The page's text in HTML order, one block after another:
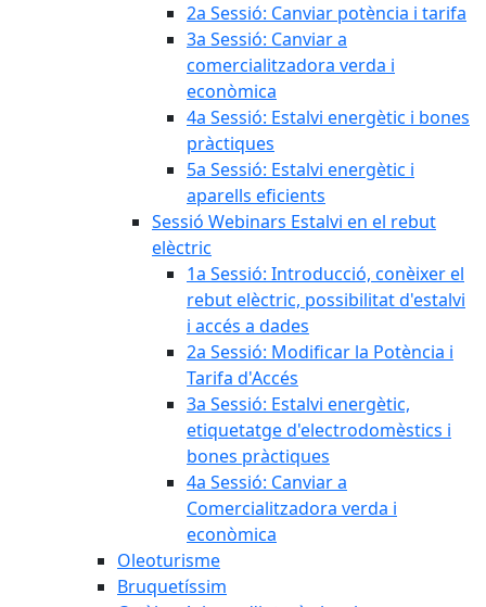
2a Sessió: Canviar potència i tarifa
3a Sessió: Canviar a
comercialitzadora verda i
econòmica
4a Sessió: Estalvi energètic i bones
pràctiques
5a Sessió: Estalvi energètic i
aparells eficients
Sessió Webinars Estalvi en el rebut
elèctric
1a Sessió: Introducció, conèixer el
rebut elèctric, possibilitat d'estalvi
i accés a dades
2a Sessió: Modificar la Potència i
Tarifa d'Accés
3a Sessió: Estalvi energètic,
etiquetatge d'electrodomèstics i
bones pràctiques
4a Sessió: Canviar a
Comercialitzadora verda i
econòmica
Oleoturisme
Bruquetíssim